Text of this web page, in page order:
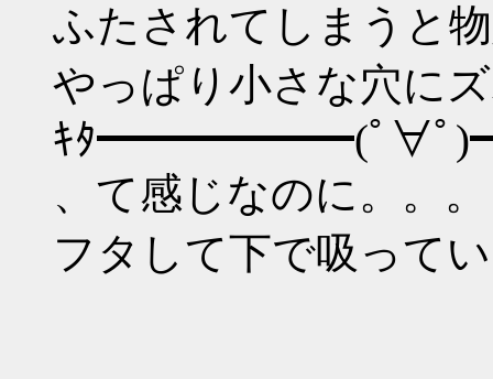
ふたされてしまうと
やっぱり小さな穴に
ｷﾀ━━━━━━(ﾟ∀ﾟ
、て感じなのに。。。
フタして下で吸って